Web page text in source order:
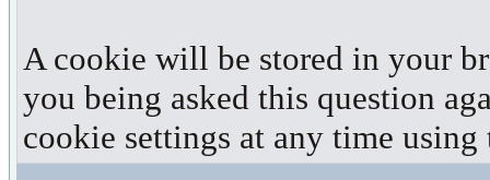
A cookie will be stored in your
you being asked this question
cookie settings at any time